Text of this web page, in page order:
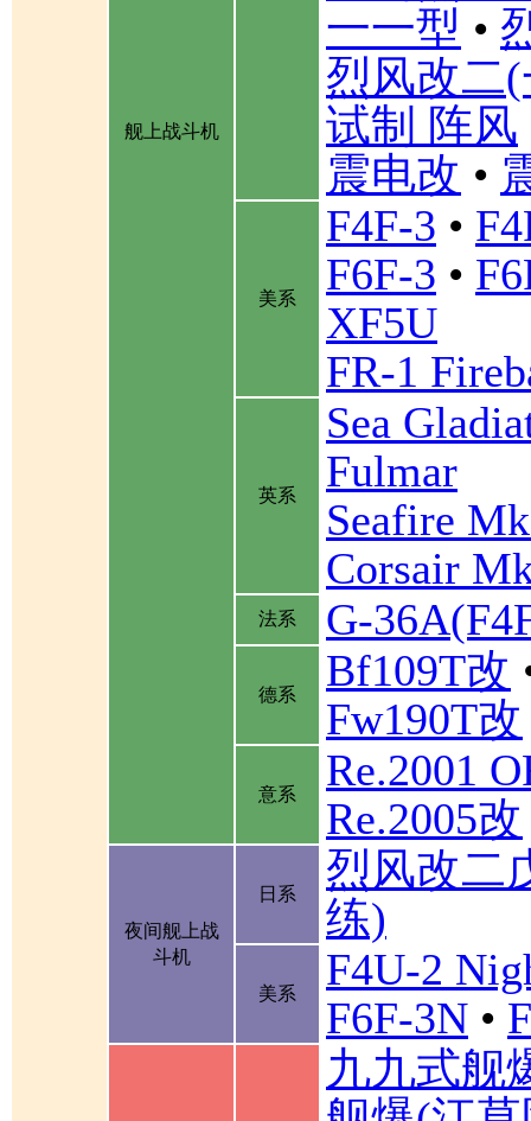
舰上战斗机
一一型 •
烈风改二
试制 阵风
震电改 •
美系
F4F-3 •
F6F-3 •
XF5U
FR-1
英系
Sea
Fulmar
Seafire
Corsair
法系 G-
德系 Bf109T改
Fw190T改
意系
Re.2001
Re.2005改
夜间舰上战
斗机
日系
烈风改二
练)
美系
F4U-2
F6F-3N •
九九式舰